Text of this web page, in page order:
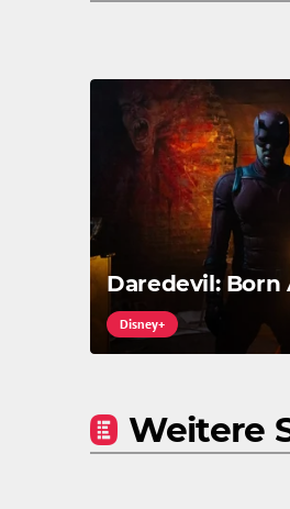
Daredevil: Born
Disney+
Weitere